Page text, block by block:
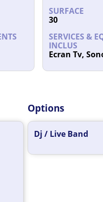
SURFACE
30
SERVICES &
INCLUS
Ecran Tv,
Options
Dj / Live Band